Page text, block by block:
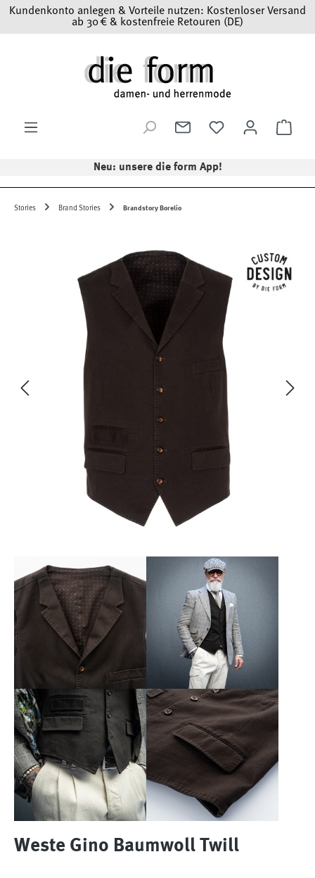
Zum Hauptinhalt springen
Kundenkonto anlegen & Vorteile nutzen: Kostenloser Versand
ab 30 € & kostenfreie Retouren (DE)
Neu: unsere die form App!
Stories Brand Stories Brandstory Borelio
Weste Gino Baumwoll Twill